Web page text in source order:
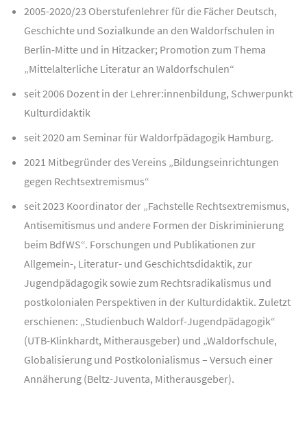
2005-2020/23 Oberstufenlehrer für die Fächer Deutsch,
Geschichte und Sozialkunde an den Waldorfschulen in
Berlin-Mitte und in Hitzacker; Promotion zum Thema
„Mittelalterliche Literatur an Waldorfschulen“
seit 2006 Dozent in der Lehrer:innenbildung, Schwerpunkt
Kulturdidaktik
seit 2020 am Seminar für Waldorfpädagogik Hamburg.
2021 Mitbegründer des Vereins „Bildungseinrichtungen
gegen Rechtsextremismus“
seit 2023 Koordinator der „Fachstelle Rechtsextremismus,
Antisemitismus und andere Formen der Diskriminierung
beim BdfWS“. Forschungen und Publikationen zur
Allgemein-, Literatur- und Geschichtsdidaktik, zur
Jugendpädagogik sowie zum Rechtsradikalismus und
postkolonialen Perspektiven in der Kulturdidaktik. Zuletzt
erschienen: „Studienbuch Waldorf-Jugendpädagogik“
(UTB-Klinkhardt, Mitherausgeber) und „Waldorfschule,
Globalisierung und Postkolonialismus – Versuch einer
Annäherung (Beltz-Juventa, Mitherausgeber).